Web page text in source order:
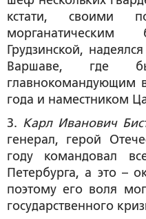
кстати, своими
Грудзинской,
Варшаве, где
главнокомандующим
года и наместником
3. Карл Иванович
генерал, герой
году командовал
Петербурга, а это –
поэтому его воля
государственного